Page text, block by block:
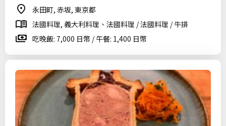
永田町, 赤坂, 東京都
法國料理, 義大利料理、法國料理 / 法國料理 / 牛排
吃晚飯: 7,000 日幣 / 午餐: 1,400 日幣